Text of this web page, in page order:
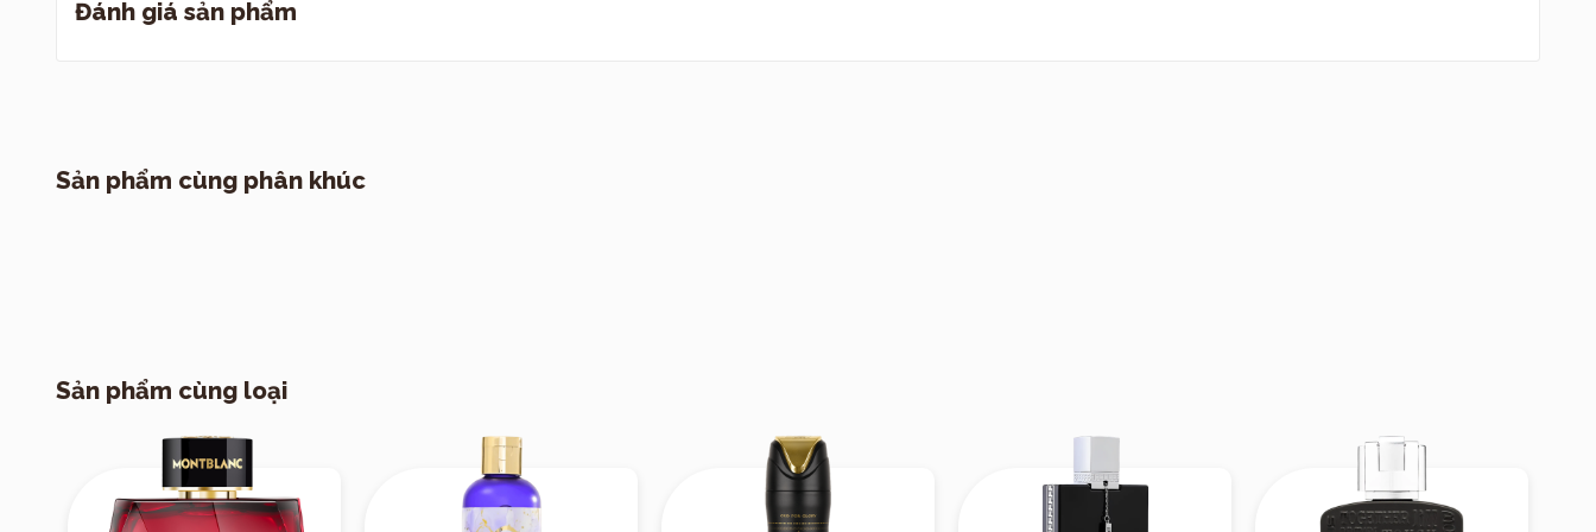
Phong cách
Đánh giá sản phẩm
Sản phẩm cùng phân khúc
Sản phẩm cùng loại